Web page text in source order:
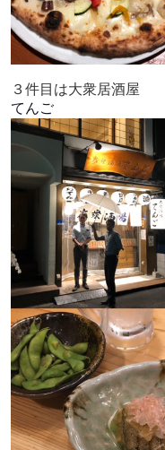
３件目は大衆居酒屋
てんご